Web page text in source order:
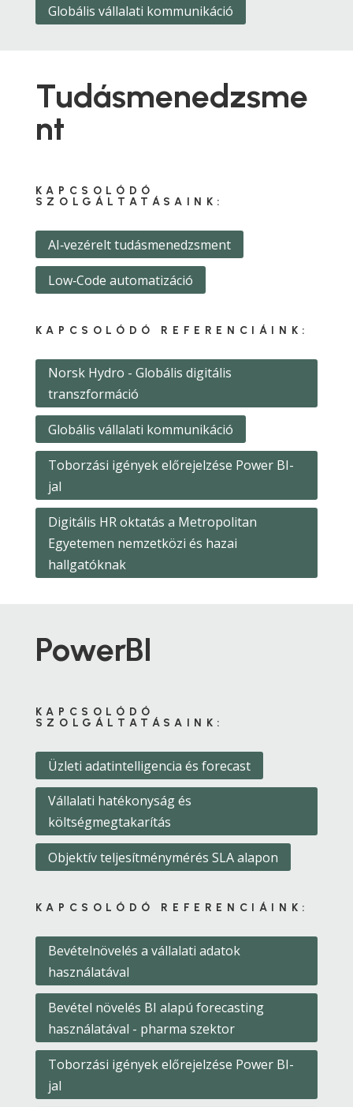
Globális vállalati kommunikáció
Tudásmenedzsme
nt
KAPCSOLÓDÓ
SZOLGÁLTATÁSAINK:
AI‑vezérelt tudásmenedzsment
Low‑Code automatizáció
KAPCSOLÓDÓ REFERENCIÁINK:
Norsk Hydro - Globális digitális
transzformáció
Globális vállalati kommunikáció
Toborzási igények előrejelzése Power BI-
jal
Digitális HR oktatás a Metropolitan
Egyetemen nemzetközi és hazai
hallgatóknak
PowerBI
KAPCSOLÓDÓ
SZOLGÁLTATÁSAINK:
Üzleti adatintelligencia és forecast
Vállalati hatékonyság és
költségmegtakarítás
Objektív teljesítménymérés SLA alapon
KAPCSOLÓDÓ REFERENCIÁINK:
Bevételnövelés a vállalati adatok
használatával
Bevétel növelés BI alapú forecasting
használatával - pharma szektor
Toborzási igények előrejelzése Power BI-
jal